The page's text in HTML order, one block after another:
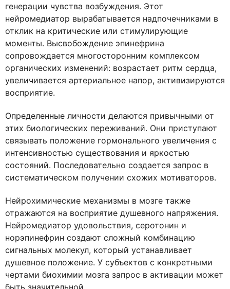
генерации чувства возбуждения. Этот
нейромедиатор вырабатывается надпочечниками в
отклик на критические или стимулирующие
моменты. Высвобождение эпинефрина
сопровождается многосторонним комплексом
органических изменений: возрастает ритм сердца,
увеличивается артериальное напор, активизируются
восприятие.
Определенные личности делаются привычными от
этих биологических переживаний. Они приступают
связывать положение гормонального увеличения с
интенсивностью существования и яркостью
состояний. Последовательно создается запрос в
систематическом получении схожих мотиваторов.
Нейрохимические механизмы в мозге также
отражаются на восприятие душевного напряжения.
Нейромедиатор удовольствия, серотонин и
норэпинефрин создают сложный комбинацию
сигнальных молекул, который устанавливает
душевное положение. У субъектов с конкретными
чертами биохимии мозга запрос в активации может
быть значительной.